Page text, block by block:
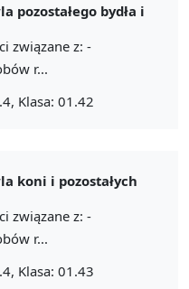
pozostałego bydła i
związane z: -
r...
Klasa: 01.42
koni i pozostałych
związane z: -
r...
Klasa: 01.43